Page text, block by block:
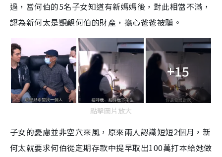
過，當何伯的5名子女知道有新媽媽後，對此相當不滿，
認為新何太是覬覦何伯的財產，擔心爸爸被騙。
+15
點擊圖片放大
子女的憂慮並非空穴來風，原來兩人認識短短2個月，新
何太就要求何伯從定期存款中提早取出100萬打本給她做